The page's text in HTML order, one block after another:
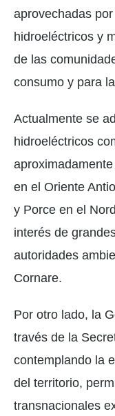
aprovechadas
hidroeléctricos y
de las
consumo y para
Actualmente se
hidroeléctricos
en el Oriente
y Porce en el
interés de
autoridades
Cornare.
Por otro lado, la
través de la
contemplando la
del territorio,
transnacionales